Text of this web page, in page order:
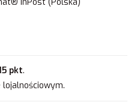
pkt.